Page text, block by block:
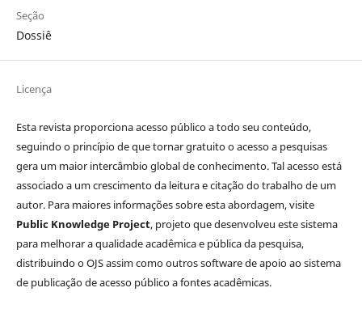
Seção
Dossiê
Licença
Esta revista proporciona acesso público a todo seu conteúdo,
seguindo o princípio de que tornar gratuito o acesso a pesquisas
gera um maior intercâmbio global de conhecimento. Tal acesso está
associado a um crescimento da leitura e citação do trabalho de um
autor. Para maiores informações sobre esta abordagem, visite
Public Knowledge Project, projeto que desenvolveu este sistema
para melhorar a qualidade acadêmica e pública da pesquisa,
distribuindo o OJS assim como outros software de apoio ao sistema
de publicação de acesso público a fontes acadêmicas.